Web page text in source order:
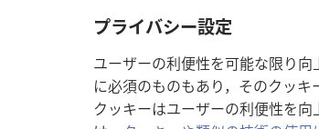
プライバシー設定
ユーザーの利便性を可能な限り
に必須のものもあり，そのクッ
クッキーはユーザーの利便性を